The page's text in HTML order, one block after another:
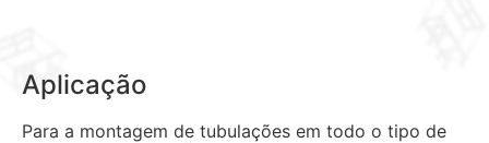
Aplicação
Para a montagem de tubulações em todo o tipo de